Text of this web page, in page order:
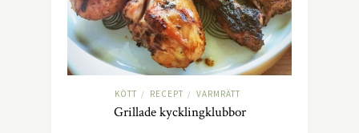
KÖTT / RECEPT / VARMRÄTT
Grillade kycklingklubbor